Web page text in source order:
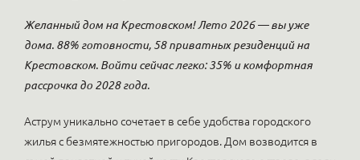
Желанный дом на Крестовском! Лето 2026 — вы уже
дома. 88% готовности, 58 приватных резиденций на
Крестовском. Войти сейчас легко: 35% и комфортная
рассрочка до 2028 года.
Аструм уникально сочетает в себе удобства городского
жилья с безмятежностью пригородов. Дом возводится в